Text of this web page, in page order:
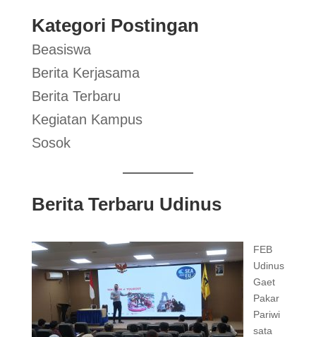
Kategori Postingan
Beasiswa
Berita Kerjasama
Berita Terbaru
Kegiatan Kampus
Sosok
Berita Terbaru Udinus
FEB
Udinus
Gaet
Pakar
Pariwi
sata